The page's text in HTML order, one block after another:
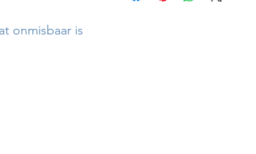
onmisbaar is